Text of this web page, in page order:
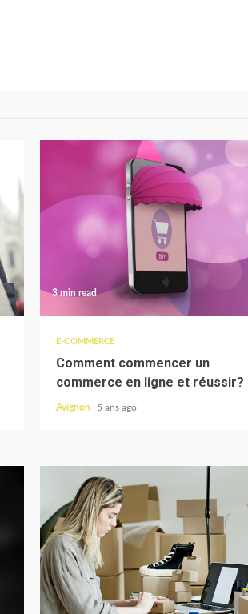
3 min read
E-COMMERCE
Comment commencer un
commerce en ligne et réussir?
Avignon 5 ans ago